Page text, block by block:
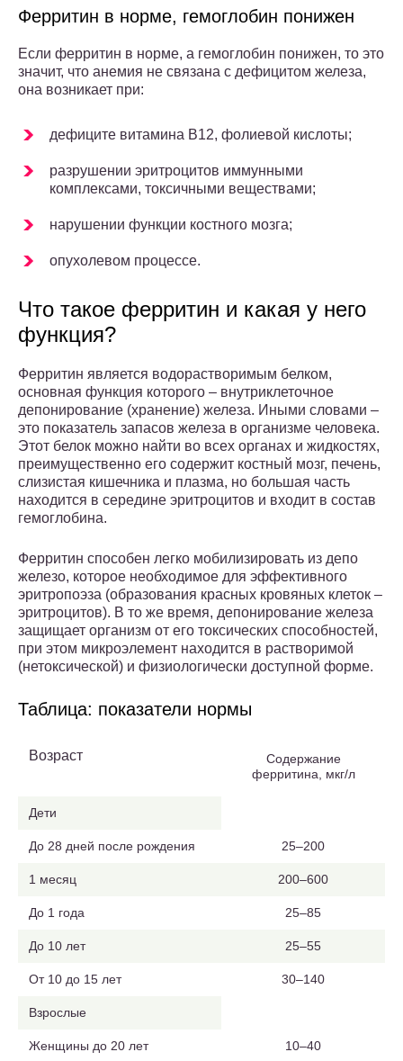
Ферритин в норме, гемоглобин понижен
Если ферритин в норме, а гемоглобин понижен, то это
значит, что анемия не связана с дефицитом железа,
она возникает при:
дефиците витамина В12, фолиевой кислоты;
разрушении эритроцитов иммунными
комплексами, токсичными веществами;
нарушении функции костного мозга;
опухолевом процессе.
Что такое ферритин и какая у него
функция?
Ферритин является водорастворимым белком,
основная функция которого – внутриклеточное
депонирование (хранение) железа. Иными словами –
это показатель запасов железа в организме человека.
Этот белок можно найти во всех органах и жидкостях,
преимущественно его содержит костный мозг, печень,
слизистая кишечника и плазма, но большая часть
находится в середине эритроцитов и входит в состав
гемоглобина.
Ферритин способен легко мобилизировать из депо
железо, которое необходимое для эффективного
эритропоэза (образования красных кровяных клеток –
эритроцитов). В то же время, депонирование железа
защищает организм от его токсических способностей,
при этом микроэлемент находится в растворимой
(нетоксической) и физиологически доступной форме.
Таблица: показатели нормы
Возраст
Содержание
ферритина, мкг/л
Дети
До 28 дней после рождения 25–200
1 месяц 200–600
До 1 года 25–85
До 10 лет 25–55
От 10 до 15 лет 30–140
Взрослые
Женщины до 20 лет 10–40